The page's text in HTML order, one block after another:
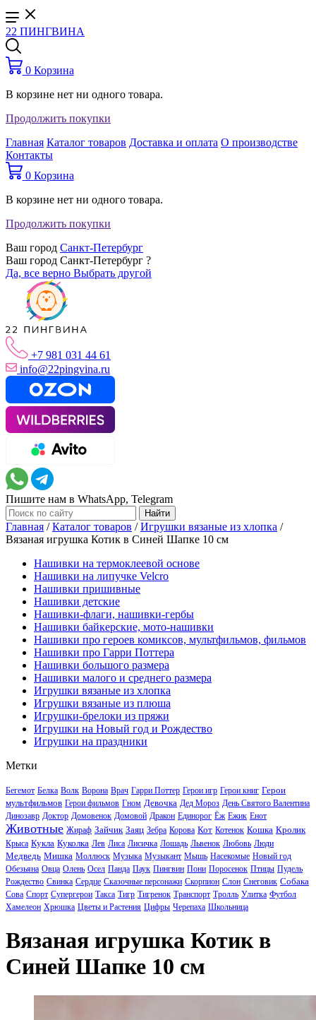
22 ПИНГВИНА
0 Корзина
В корзине нет ни одного товара.
Продолжить покупки
Главная Каталог товаров Доставка и оплата О производстве
Контакты
0 Корзина
В корзине нет ни одного товара.
Продолжить покупки
Ваш город Санкт-Петербург
Ваш город Санкт-Петербург ?
Да, все верно Выбрать другой
+7 981 031 44 61
info@22pingvina.ru
Пишите нам в WhatsApp, Telegram
Главная /Каталог товаров /Игрушки вязаные из хлопка /
Вязаная игрушка Котик в Синей Шапке 10 см
Нашивки на термоклеевой основе
Нашивки на липучке Velcro
Нашивки пришивные
Нашивки детские
Нашивки-флаги, нашивки-гербы
Нашивки байкерские, мото-нашивки
Нашивки про героев комиксов, мультфильмов, фильмов
Нашивки про Гарри Поттера
Нашивки большого размера
Нашивки малого и среднего размера
Игрушки вязаные из хлопка
Игрушки вязаные из плюша
Игрушки-брелоки из пряжи
Игрушки на Новый год и Рождество
Игрушки на праздники
Метки
Бегемот Белка Волк Ворона Врач Гарри Поттер Герои игр Герои книг Герои
мультфильмов Герои фильмов Гном Девочка Дед Мороз День Святого Валентина
Динозавр Доктор Домовенок Домовой Дракон Единорог Ёж Ежик Енот
Животные Жираф Зайчик Заяц Зебра Корова Кот Котенок Кошка Кролик
Крыса Кукла Куколка Лев Лиса Лисичка Лошадь Львенок Любовь Люди
Медведь Мишка Моллюск Музыка Музыкант Мышь Насекомые Новый год
Обезьяна Овца Олень Осел Панда Паук Пингвин Пони Поросенок Птицы Пудель
Рождество Свинка Сердце Сказочные персонажи Скорпион Слон Снеговик Собака
Сова Спорт Супергерои Такса Тигр Тигренок Транспорт Тролль Улитка Футбол
Хамелеон Хрюшка Цветы и Растения Цифры Черепаха Школьница
Вязаная игрушка Котик в
Синей Шапке 10 см